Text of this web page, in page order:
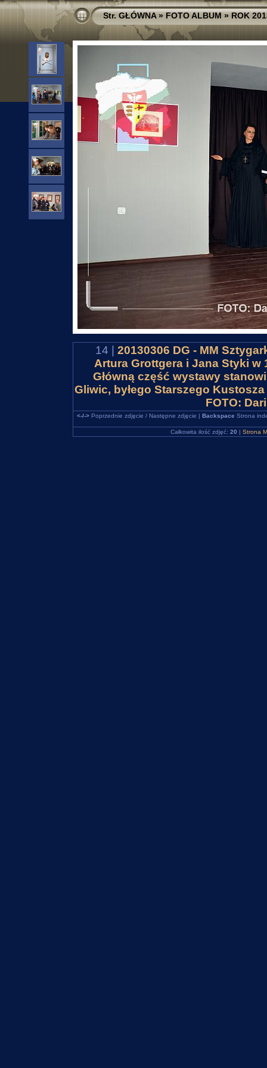
Str. GŁÓWNA»FOTO ALBUM»ROK
14 | 20130306 DG - MM
Artura Grottgera i Jana Styki
Główną część wystawy
Gliwic, byłego Starszego
FOTO:
<-/->Poprzednie zdjęcie / Następne zdjęcie | Backspace Strona
Całkowita ilość zdjęć: 20 | Strona